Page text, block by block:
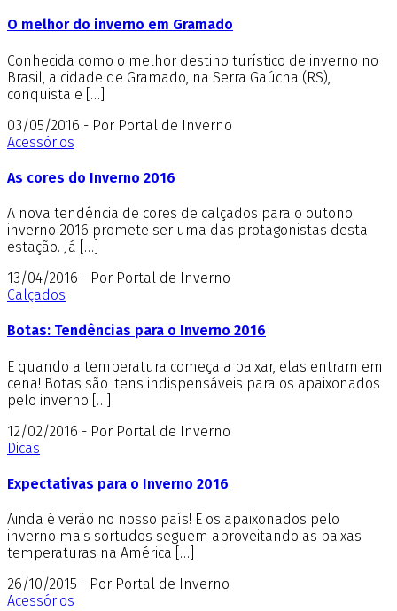
O melhor do inverno em Gramado
Conhecida como o melhor destino turístico de inverno no
Brasil, a cidade de Gramado, na Serra Gaúcha (RS),
conquista e […]
03/05/2016 - Por Portal de Inverno
Acessórios
As cores do Inverno 2016
A nova tendência de cores de calçados para o outono
inverno 2016 promete ser uma das protagonistas desta
estação. Já […]
13/04/2016 - Por Portal de Inverno
Calçados
Botas: Tendências para o Inverno 2016
E quando a temperatura começa a baixar, elas entram em
cena! Botas são itens indispensáveis para os apaixonados
pelo inverno […]
12/02/2016 - Por Portal de Inverno
Dicas
Expectativas para o Inverno 2016
Ainda é verão no nosso país! E os apaixonados pelo
inverno mais sortudos seguem aproveitando as baixas
temperaturas na América […]
26/10/2015 - Por Portal de Inverno
Acessórios